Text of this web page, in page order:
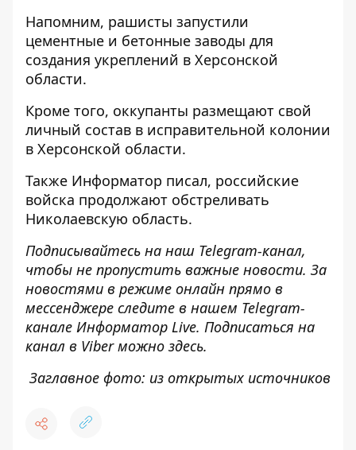
Напомним, рашисты запустили
цементные и бетонные заводы для
создания укреплений в Херсонской
области.
Кроме того, оккупанты размещают свой
личный состав в исправительной колонии
в Херсонской области.
Также Информатор писал, российские
войска продолжают обстреливать
Николаевскую область.
Подписывайтесь на наш Telegram-канал,
чтобы не пропустить важные новости. За
новостями в режиме онлайн прямо в
мессенджере следите в нашем Telegram-
канале Информатор Live. Подписаться на
канал в Viber можно здесь.
Заглавное фото: из открытых источников